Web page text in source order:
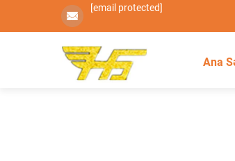
[email protected]
Ana